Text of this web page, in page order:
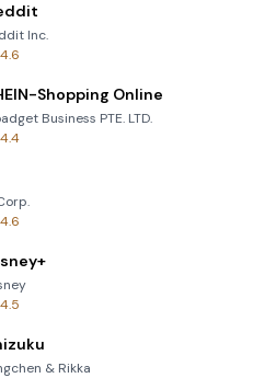
Colors
Inc.
4.6
Shopping Online
Business PTE. LTD.
4.4
4.6
4.5
& Rikka